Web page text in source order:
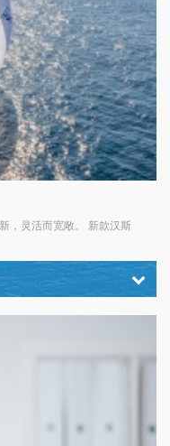
，灵活而宽敞。 新款汉斯